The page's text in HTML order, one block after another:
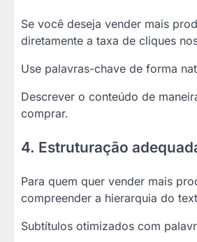
Se você deseja vender mais
diretamente a taxa de cliques
Use palavras-chave de forma
Descrever o conteúdo de
comprar.
4. Estruturação
Para quem quer vender mais
compreender a hierarquia do
Subtítulos otimizados com